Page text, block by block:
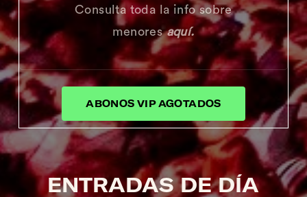
Consulta toda la info sobre
menoresaquí.
ABONOS VIP AGOTADOS
ENTRADAS DE DÍA